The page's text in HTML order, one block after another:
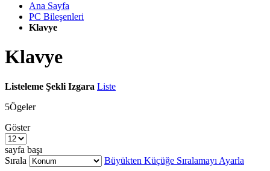
Ana Sayfa
PC Bileşenleri
Klavye
Klavye
Listeleme Şekli Izgara Liste
5Ögeler
Göster
sayfa başı
Sırala
Büyükten Küçüğe Sıralamayı Ayarla